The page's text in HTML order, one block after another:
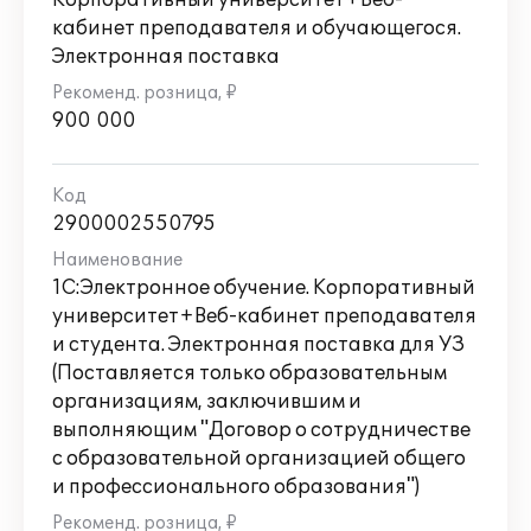
наhttps://ruresh.ru/service/oi/
кабинет преподавателя и обучающегося.
Электронная поставка
900 000
2900002550795
1С:Электронное обучение. Корпоративный
университет+Веб-кабинет преподавателя
и студента. Электронная поставка для УЗ
(Поставляется только образовательным
организациям, заключившим и
выполняющим "Договор о сотрудничестве
с образовательной организацией общего
и профессионального образования")